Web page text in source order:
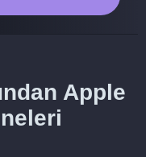
Apple